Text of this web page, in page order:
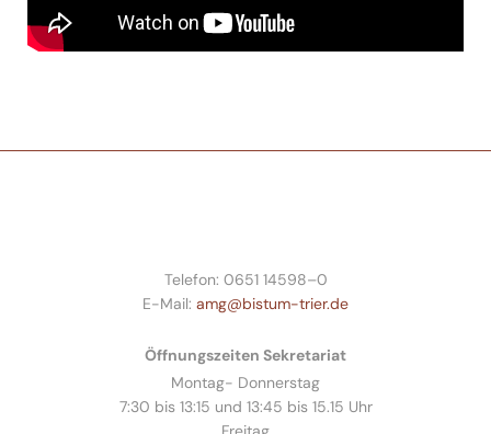
Telefon: 0651 14598–0
E-Mail: amg@bistum-trier.de
Öffnungszeiten Sekretariat
Montag- Donnerstag
7:30 bis 13:15 und 13:45 bis 15.15 Uhr